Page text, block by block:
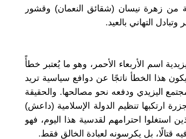
من زهرة نيسان (شقائق النعمان) وقشور
التهاني بالعيد.
اسم الأربعاء الأحمر، وهو ما يُعتبر خطأً
هذا الخطأ ناتجًا عن دوافع سياسية تريد
اليزيدي ودفعه نحو مصالحها. والحقيقة
ارتكبها تنظيم الدولة الإسلامية (داعش)
في أغسطس 2014. الذين استغلوا احترامهم لقدسية هذا اليوم، فهو
قتالًا، بل يكرسونه لعبادة الخالق فقط.